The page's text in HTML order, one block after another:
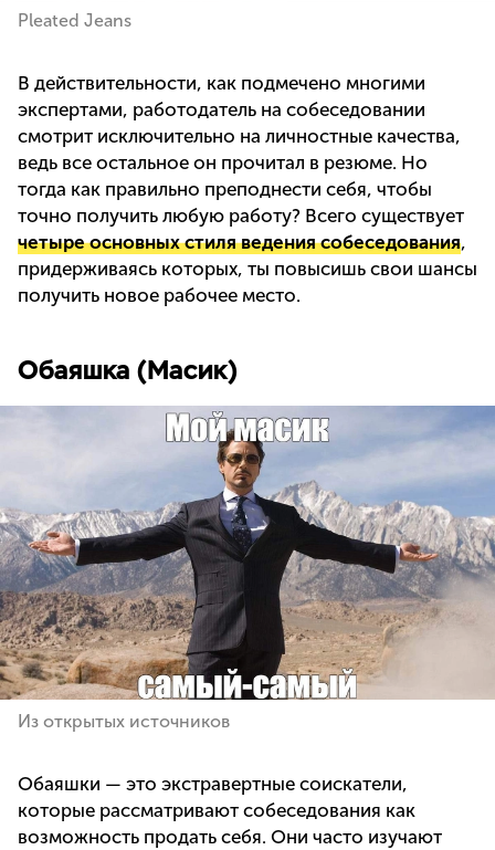
Pleated Jeans
В действительности, как подмечено многими
экспертами, работодатель на собеседовании
смотрит исключительно на личностные качества,
ведь все остальное он прочитал в резюме. Но
тогда как правильно преподнести себя, чтобы
точно получить любую работу? Всего существует
четыре основных стиля ведения собеседования,
придерживаясь которых, ты повысишь свои шансы
получить новое рабочее место.
Обаяшка (Масик)
Из открытых источников
Обаяшки — это экстравертные соискатели,
которые рассматривают собеседования как
возможность продать себя. Они часто изучают